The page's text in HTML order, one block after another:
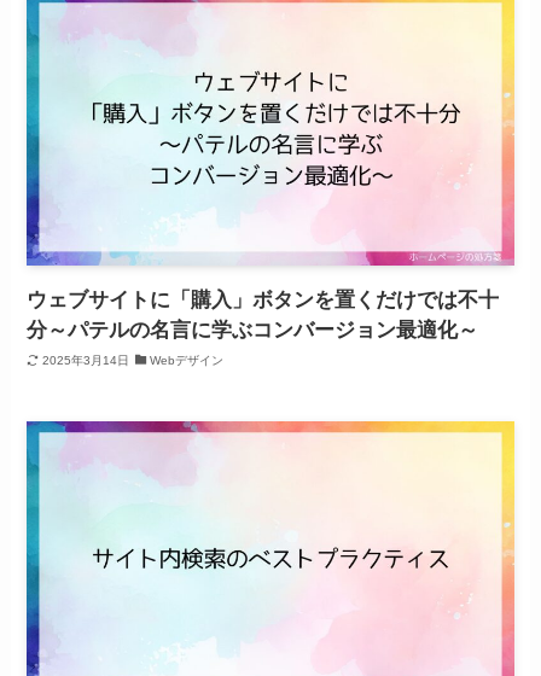
ウェブサイトに「購入」ボタンを置くだけでは不十
分～パテルの名言に学ぶコンバージョン最適化～
2025年3月14日 Webデザイン